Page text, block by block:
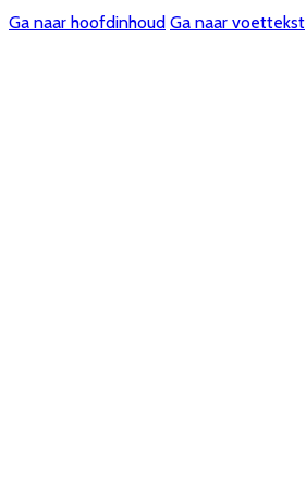
Ga naar hoofdinhoud Ga naar voettekst